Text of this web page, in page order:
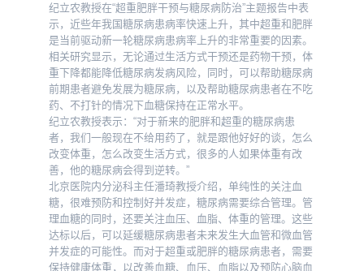
纪立农教授在“超重肥胖干预与糖尿病防治”主题报告中表
示，近些年我国糖尿病患病率快速上升，其中超重和肥胖
是当前驱动新一轮糖尿病患病率上升的非常重要的因素。
相关研究显示，无论通过生活方式干预还是药物干预，体
重下降都能降低糖尿病发病风险，同时，可以帮助糖尿病
前期患者避免发展为糖尿病，以及帮助糖尿病患者在不吃
药、不打针的情况下血糖保持在正常水平。
纪立农教授表示：“对于新来的肥胖和超重的糖尿病患
者，我们一般现在不给用药了，就是跟他好好的谈，怎么
改变体重，怎么改变生活方式，很多的人如果体重有改
善，他的糖尿病会得到逆转。”
北京医院内分泌科主任潘琦教授介绍，单纯性的关注血
糖，很难预防和控制好并发症，糖尿病需要综合管理。管
理血糖的同时，还要关注血压、血脂、体重的管理。这些
达标以后，可以延缓糖尿病患者未来发生大血管和微血管
并发症的可能性。而对于超重或肥胖的糖尿病患者，需要
保持健康体重，以改善血糖、血压、血脂以及预防心脑血